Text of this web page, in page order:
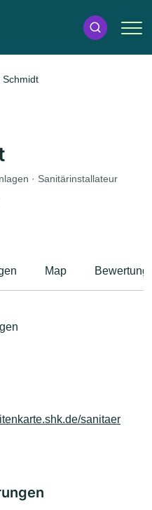
· Sanitärinstallateur
Map
sanitaer